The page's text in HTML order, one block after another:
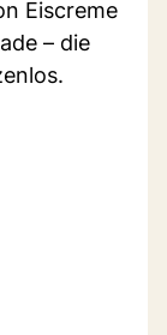
Eiscreme
– die